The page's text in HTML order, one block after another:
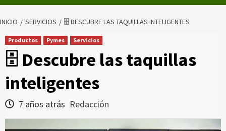
INICIO SERVICIOS 🗄 DESCUBRE LAS TAQUILLAS INTELIGENTES
Productos Pymes Servicios
🗄 Descubre las taquillas
inteligentes
7 años atrás Redacción